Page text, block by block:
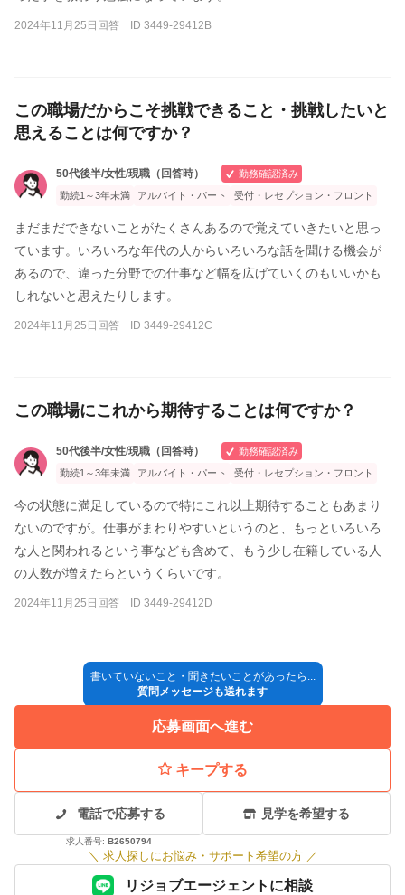
2024年11月25日回答 ID 3449-29412B
この職場だからこそ挑戦できること・挑戦したいと
思えることは何ですか？
50代後半/女性/現職（回答時）
勤務確認済み
勤続1～3年未満
アルバイト・パート 受付・レセプション・フロント
まだまだできないことがたくさんあるので覚えていきたいと思っ
ています。いろいろな年代の人からいろいろな話を聞ける機会が
あるので、違った分野での仕事など幅を広げていくのもいいかも
しれないと思えたりします。
2024年11月25日回答 ID 3449-29412C
この職場にこれから期待することは何ですか？
50代後半/女性/現職（回答時）
勤務確認済み
勤続1～3年未満
アルバイト・パート 受付・レセプション・フロント
今の状態に満足しているので特にこれ以上期待することもあまり
ないのですが。仕事がまわりやすいというのと、もっといろいろ
な人と関われるという事なども含めて、もう少し在籍している人
の人数が増えたらというくらいです。
2024年11月25日回答 ID 3449-29412D
書いていないこと・聞きたいことがあったら...
質問メッセージも送れます
応募画面へ進む
キープする
電話で応募する
求人番号: B2650794
見学を希望する
＼ 求人探しにお悩み・サポート希望の方 ／
リジョブエージェントに相談